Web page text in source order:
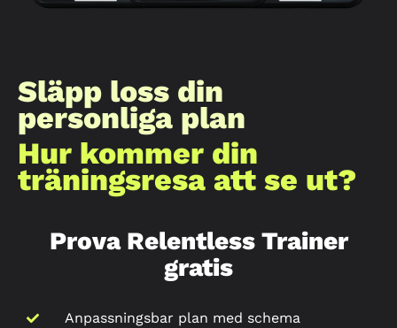
Släpp loss din
personliga plan
Hur kommer din
träningsresa att se ut?
Prova Relentless Trainer
gratis
Anpassningsbar plan med schema